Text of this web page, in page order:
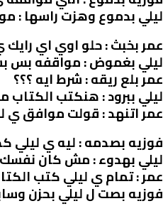
ليلي بدموع وهزت راسها :
عمر بخبث : حلو اوي اي
ليلي بغموض : مواقفه بس
عمر بلع ريقه : شرط ايه ؟؟؟
ليلي ببرود : هنكتب
عمر اتنهد : قولت موافق ي
فوزيه بصدمه : ليه ي ليلي
ليلي بهدوء : مش كان
عمر : تمام ي ليلي كتب
فوزيه بصت ل ليلي بحزن